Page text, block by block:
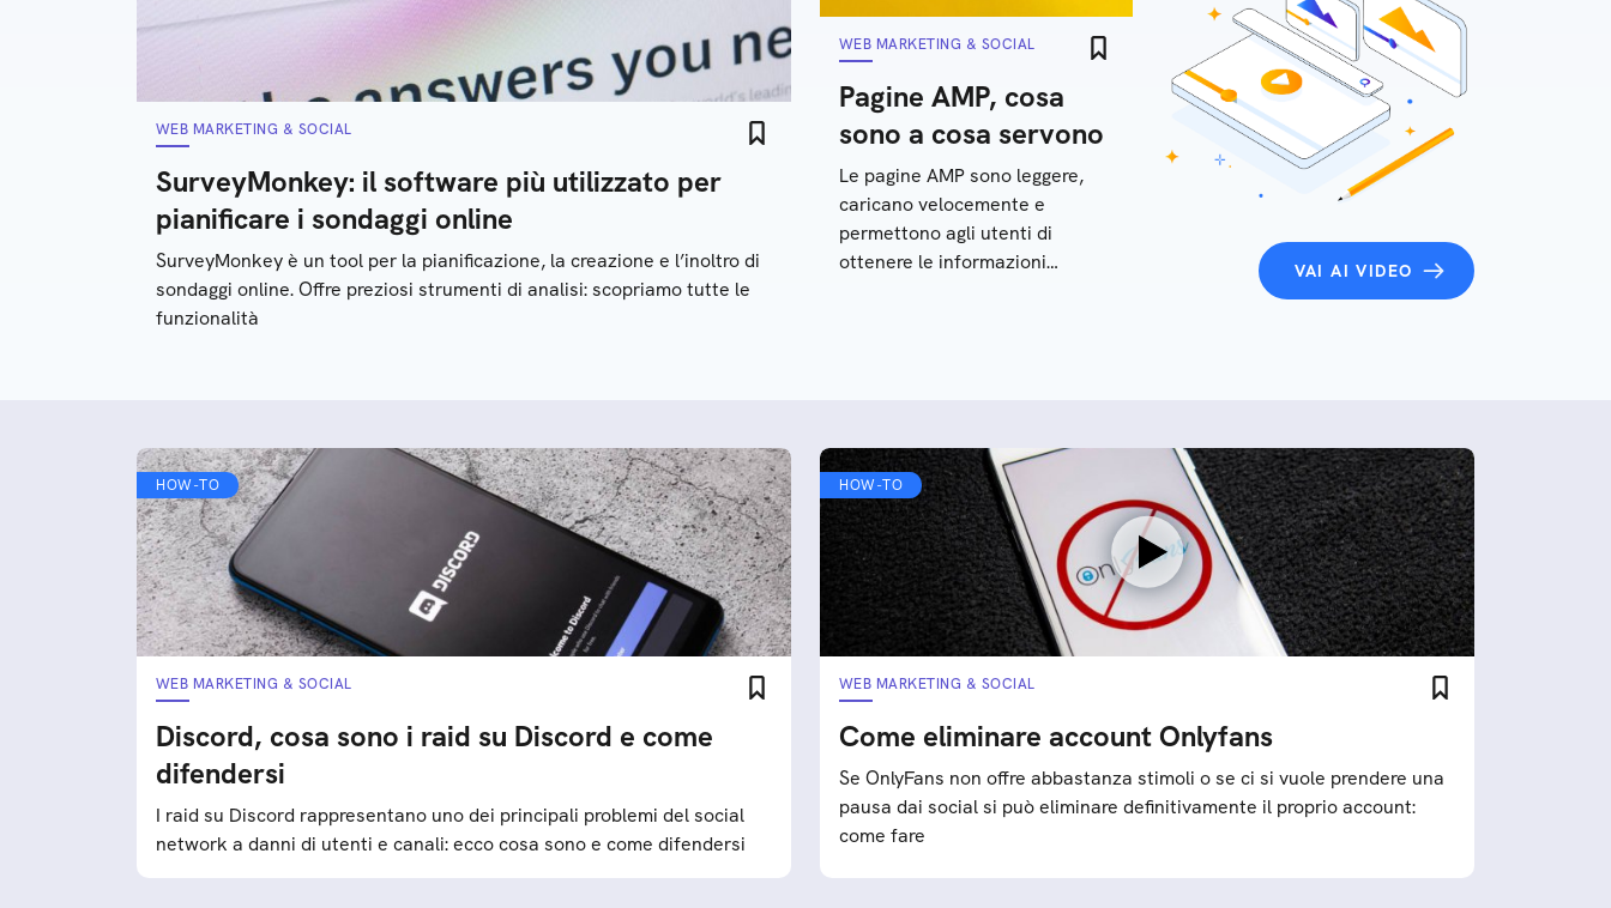
WEB MARKETING & SOCIAL
SurveyMonkey: il software più utilizzato per
pianificare i sondaggi online
SurveyMonkey è un tool per la pianificazione, la creazione e l’inoltro di
sondaggi online. Offre preziosi strumenti di analisi: scopriamo tutte le
funzionalità
WEB MARKETING & SOCIAL
Pagine AMP, cosa
sono a cosa servono
Le pagine AMP sono leggere,
caricano velocemente e
permettono agli utenti di
ottenere le informazioni
VAI AI VIDEO
HOW-TO
WEB MARKETING & SOCIAL
Discord, cosa sono i raid su Discord e come
difendersi
I raid su Discord rappresentano uno dei principali problemi del social
network a danni di utenti e canali: ecco cosa sono e come difendersi
HOW-TO
WEB MARKETING & SOCIAL
Come eliminare account Onlyfans
Se OnlyFans non offre abbastanza stimoli o se ci si vuole prendere una
pausa dai social si può eliminare definitivamente il proprio account:
come fare